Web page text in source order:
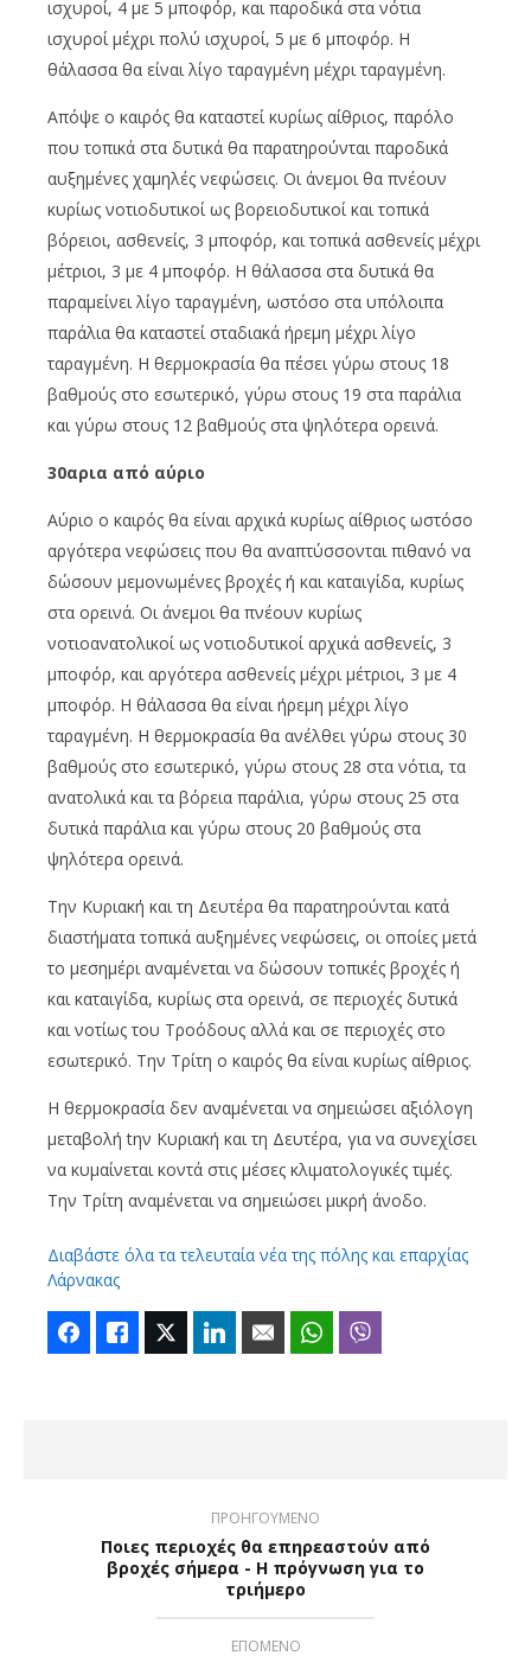
ισχυροί, 4 με 5 μποφόρ, και παροδικά στα νότια
ισχυροί μέχρι πολύ ισχυροί, 5 με 6 μποφόρ. Η
θάλασσα θα είναι λίγο ταραγμένη μέχρι ταραγμένη.
Απόψε ο καιρός θα καταστεί κυρίως αίθριος, παρόλο
που τοπικά στα δυτικά θα παρατηρούνται παροδικά
αυξημένες χαμηλές νεφώσεις. Οι άνεμοι θα πνέουν
κυρίως νοτιοδυτικοί ως βορειοδυτικοί και τοπικά
βόρειοι, ασθενείς, 3 μποφόρ, και τοπικά ασθενείς μέχρι
μέτριοι, 3 με 4 μποφόρ. Η θάλασσα στα δυτικά θα
παραμείνει λίγο ταραγμένη, ωστόσο στα υπόλοιπα
παράλια θα καταστεί σταδιακά ήρεμη μέχρι λίγο
ταραγμένη. Η θερμοκρασία θα πέσει γύρω στους 18
βαθμούς στο εσωτερικό, γύρω στους 19 στα παράλια
και γύρω στους 12 βαθμούς στα ψηλότερα ορεινά.
30αρια από αύριο
Αύριο ο καιρός θα είναι αρχικά κυρίως αίθριος ωστόσο
αργότερα νεφώσεις που θα αναπτύσσονται πιθανό να
δώσουν μεμονωμένες βροχές ή και καταιγίδα, κυρίως
στα ορεινά. Οι άνεμοι θα πνέουν κυρίως
νοτιοανατολικοί ως νοτιοδυτικοί αρχικά ασθενείς, 3
μποφόρ, και αργότερα ασθενείς μέχρι μέτριοι, 3 με 4
μποφόρ. Η θάλασσα θα είναι ήρεμη μέχρι λίγο
ταραγμένη. Η θερμοκρασία θα ανέλθει γύρω στους 30
βαθμούς στο εσωτερικό, γύρω στους 28 στα νότια, τα
ανατολικά και τα βόρεια παράλια, γύρω στους 25 στα
δυτικά παράλια και γύρω στους 20 βαθμούς στα
ψηλότερα ορεινά.
Την Κυριακή και τη Δευτέρα θα παρατηρούνται κατά
διαστήματα τοπικά αυξημένες νεφώσεις, οι οποίες μετά
το μεσημέρι αναμένεται να δώσουν τοπικές βροχές ή
και καταιγίδα, κυρίως στα ορεινά, σε περιοχές δυτικά
και νοτίως του Τροόδους αλλά και σε περιοχές στο
εσωτερικό. Την Τρίτη ο καιρός θα είναι κυρίως αίθριος.
Η θερμοκρασία δεν αναμένεται να σημειώσει αξιόλογη
μεταβολή tην Κυριακή και τη Δευτέρα, για να συνεχίσει
να κυμαίνεται κοντά στις μέσες κλιματολογικές τιμές.
Την Τρίτη αναμένεται να σημειώσει μικρή άνοδο.
Διαβάστε όλα τα τελευταία νέα της πόλης και επαρχίας
Λάρνακας
FacebookLike Twitter LinkedIn Email WhatsApp
ΠΡΟΗΓΟΥΜΕΝΟ
Ποιες περιοχές θα επηρεαστούν από
βροχές σήμερα - Η πρόγνωση για το
τριήμερο
ΕΠΟΜΕΝΟ